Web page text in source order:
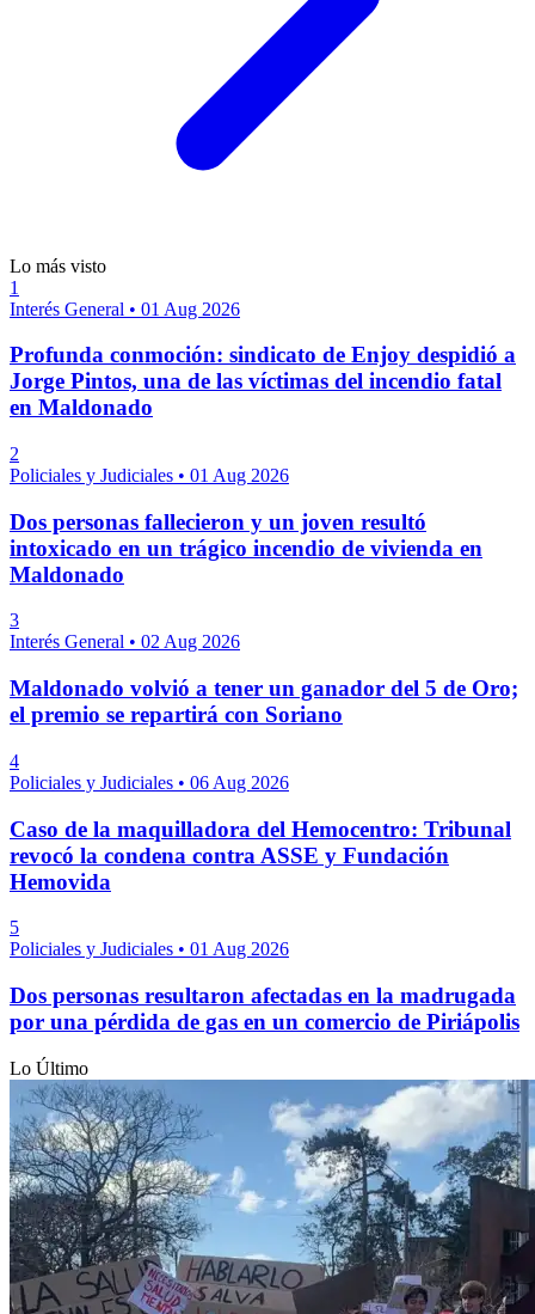
Lo más visto
1
Interés General • 01 Aug 2026
Profunda conmoción: sindicato de Enjoy despidió a
Jorge Pintos, una de las víctimas del incendio fatal
en Maldonado
2
Policiales y Judiciales • 01 Aug 2026
Dos personas fallecieron y un joven resultó
intoxicado en un trágico incendio de vivienda en
Maldonado
3
Interés General • 02 Aug 2026
Maldonado volvió a tener un ganador del 5 de Oro;
el premio se repartirá con Soriano
4
Policiales y Judiciales • 06 Aug 2026
Caso de la maquilladora del Hemocentro: Tribunal
revocó la condena contra ASSE y Fundación
Hemovida
5
Policiales y Judiciales • 01 Aug 2026
Dos personas resultaron afectadas en la madrugada
por una pérdida de gas en un comercio de Piriápolis
Lo Último